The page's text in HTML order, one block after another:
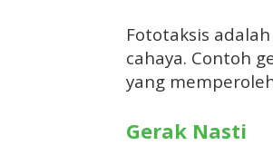
Fototaksis
cahaya. Contoh
yang
Gerak Nasti